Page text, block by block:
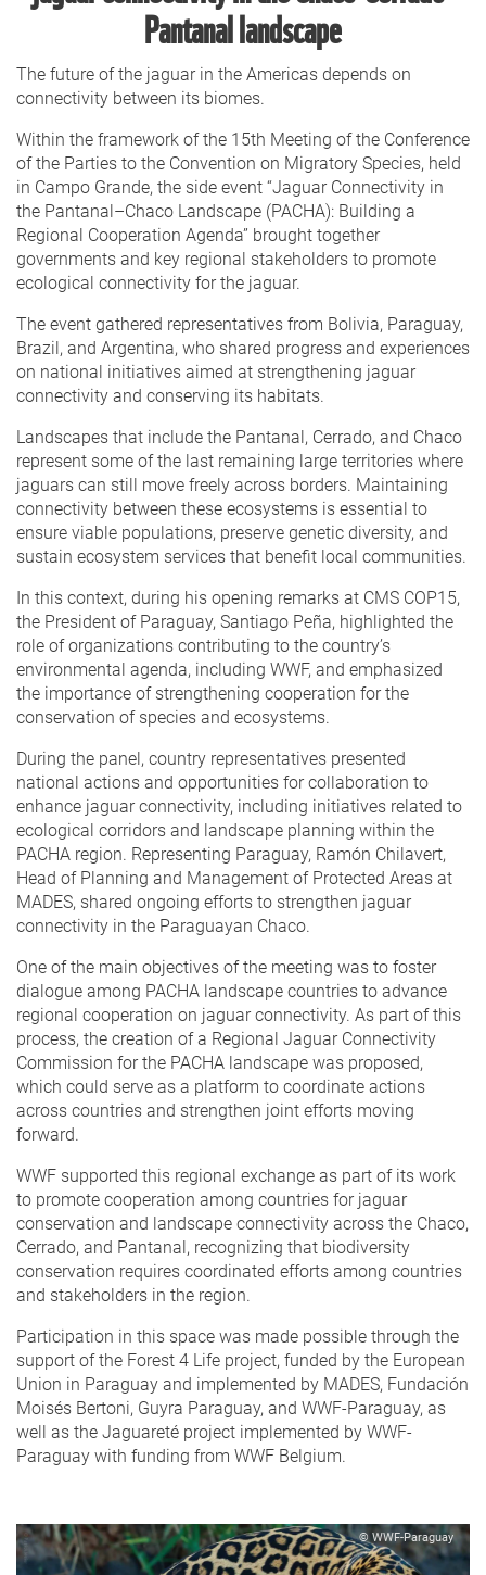
Pantanal landscape
The future of the jaguar in the Americas depends on
connectivity between its biomes.
Within the framework of the 15th Meeting of the Conference
of the Parties to the Convention on Migratory Species, held
in Campo Grande, the side event “Jaguar Connectivity in
the Pantanal–Chaco Landscape (PACHA): Building a
Regional Cooperation Agenda” brought together
governments and key regional stakeholders to promote
ecological connectivity for the jaguar.
The event gathered representatives from Bolivia, Paraguay,
Brazil, and Argentina, who shared progress and experiences
on national initiatives aimed at strengthening jaguar
connectivity and conserving its habitats.
Landscapes that include the Pantanal, Cerrado, and Chaco
represent some of the last remaining large territories where
jaguars can still move freely across borders. Maintaining
connectivity between these ecosystems is essential to
ensure viable populations, preserve genetic diversity, and
sustain ecosystem services that benefit local communities.
In this context, during his opening remarks at CMS COP15,
the President of Paraguay, Santiago Peña, highlighted the
role of organizations contributing to the country’s
environmental agenda, including WWF, and emphasized
the importance of strengthening cooperation for the
conservation of species and ecosystems.
During the panel, country representatives presented
national actions and opportunities for collaboration to
enhance jaguar connectivity, including initiatives related to
ecological corridors and landscape planning within the
PACHA region. Representing Paraguay, Ramón Chilavert,
Head of Planning and Management of Protected Areas at
MADES, shared ongoing efforts to strengthen jaguar
connectivity in the Paraguayan Chaco.
One of the main objectives of the meeting was to foster
dialogue among PACHA landscape countries to advance
regional cooperation on jaguar connectivity. As part of this
process, the creation of a Regional Jaguar Connectivity
Commission for the PACHA landscape was proposed,
which could serve as a platform to coordinate actions
across countries and strengthen joint efforts moving
forward.
WWF supported this regional exchange as part of its work
to promote cooperation among countries for jaguar
conservation and landscape connectivity across the Chaco,
Cerrado, and Pantanal, recognizing that biodiversity
conservation requires coordinated efforts among countries
and stakeholders in the region.
Participation in this space was made possible through the
support of the Forest 4 Life project, funded by the European
Union in Paraguay and implemented by MADES, Fundación
Moisés Bertoni, Guyra Paraguay, and WWF-Paraguay, as
well as the Jaguareté project implemented by WWF-
Paraguay with funding from WWF Belgium.
© WWF-Paraguay